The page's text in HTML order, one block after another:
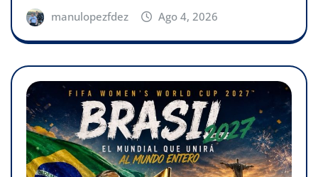
manulopezfdez Ago 4, 2026